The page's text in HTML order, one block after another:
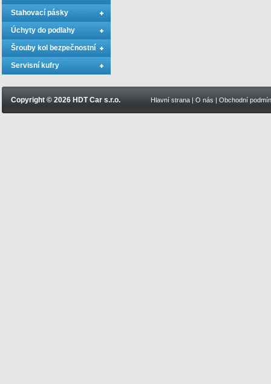
Stahovací pásky
Úchyty do podlahy
Šrouby kol bezpečnostní
Servisní kufry
Copyright © 2026 HDT Car s.r.o. Hlavní strana | O nás | Obchodní